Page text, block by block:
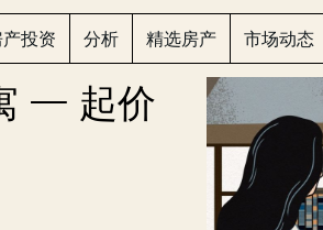
投资 分析 精选房产 市场动态
— 起价